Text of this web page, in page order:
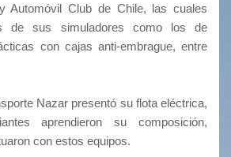
Automóvil Club de Chile, las cuales
de sus simuladores como los de
con cajas anti-embrague, entre
Nazar presentó su flota eléctrica,
aprendieron su composición,
con estos equipos.